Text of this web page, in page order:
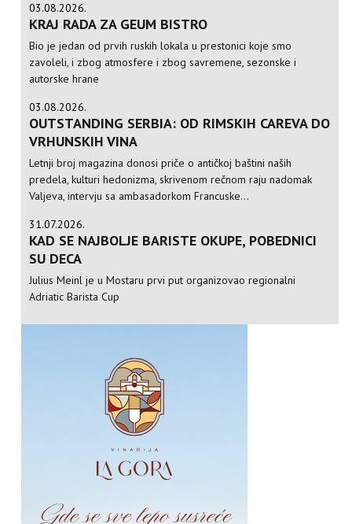
03.08.2026.
KRAJ RADA ZA GEUM BISTRO
Bio je jedan od prvih ruskih lokala u prestonici koje smo
zavoleli, i zbog atmosfere i zbog savremene, sezonske i
autorske hrane
03.08.2026.
OUTSTANDING SERBIA: OD RIMSKIH CAREVA DO
VRHUNSKIH VINA
Letnji broj magazina donosi priče o antičkoj baštini naših
predela, kulturi hedonizma, skrivenom rečnom raju nadomak
Valjeva, intervju sa ambasadorkom Francuske...
31.07.2026.
KAD SE NAJBOLJE BARISTE OKUPE, POBEDNICI
SU DECA
Julius Meinl je u Mostaru prvi put organizovao regionalni
Adriatic Barista Cup